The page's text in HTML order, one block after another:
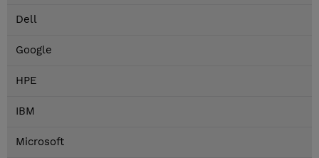
Dell
Google
HPE
IBM
Microsoft